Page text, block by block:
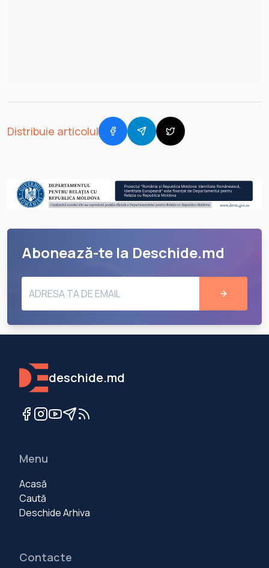
Distribuie articolul
Abonează-te la Deschide.md
deschide.md
Menu
Acasă
Caută
Deschide Arhiva
Contacte